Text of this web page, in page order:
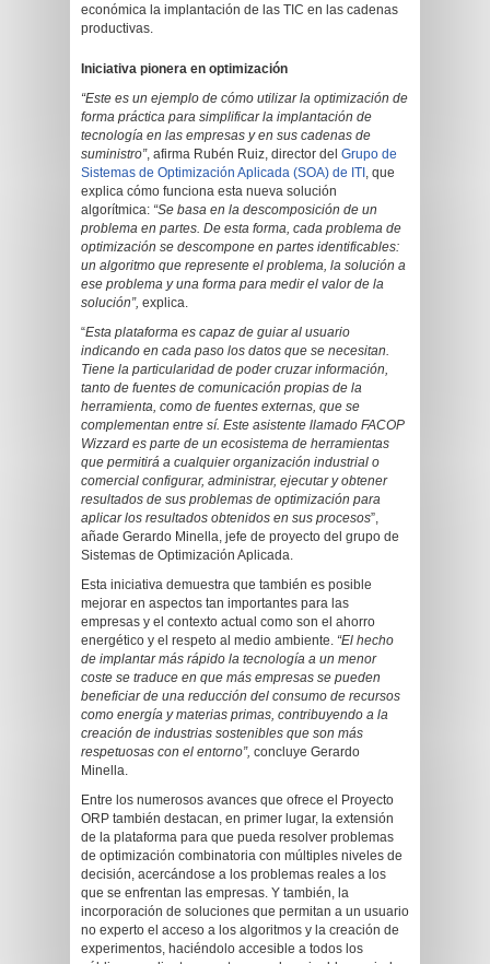
económica la implantación de las TIC en las cadenas
productivas.
Iniciativa pionera en optimización
“Este es un ejemplo de cómo utilizar la optimización de
forma práctica para simplificar la implantación de
tecnología en las empresas y en sus cadenas de
suministro”, afirma Rubén Ruiz, director del Grupo de
Sistemas de Optimización Aplicada (SOA) de ITI , que
explica cómo funciona esta nueva solución
algorítmica: “Se basa en la descomposición de un
problema en partes. De esta forma, cada problema de
optimización se descompone en partes identificables:
un algoritmo que represente el problema, la solución a
ese problema y una forma para medir el valor de la
solución”, explica.
“Esta plataforma es capaz de guiar al usuario
indicando en cada paso los datos que se necesitan.
Tiene la particularidad de poder cruzar información,
tanto de fuentes de comunicación propias de la
herramienta, como de fuentes externas, que se
complementan entre sí. Este asistente llamado FACOP
Wizzard es parte de un ecosistema de herramientas
que permitirá a cualquier organización industrial o
comercial configurar, administrar, ejecutar y obtener
resultados de sus problemas de optimización para
aplicar los resultados obtenidos en sus procesos”,
añade Gerardo Minella, jefe de proyecto del grupo de
Sistemas de Optimización Aplicada.
Esta iniciativa demuestra que también es posible
mejorar en aspectos tan importantes para las
empresas y el contexto actual como son el ahorro
energético y el respeto al medio ambiente. “El hecho
de implantar más rápido la tecnología a un menor
coste se traduce en que más empresas se pueden
beneficiar de una reducción del consumo de recursos
como energía y materias primas, contribuyendo a la
creación de industrias sostenibles que son más
respetuosas con el entorno”, concluye Gerardo
Minella.
Entre los numerosos avances que ofrece el Proyecto
ORP también destacan, en primer lugar, la extensión
de la plataforma para que pueda resolver problemas
de optimización combinatoria con múltiples niveles de
decisión, acercándose a los problemas reales a los
que se enfrentan las empresas. Y también, la
incorporación de soluciones que permitan a un usuario
no experto el acceso a los algoritmos y la creación de
experimentos, haciéndolo accesible a todos los